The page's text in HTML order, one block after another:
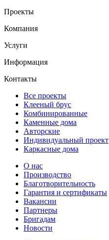
Проекты
Компания
Услуги
Информация
Контакты
Все проекты
Клееный брус
Комбинированные
Каменные дома
Авторские
Индивидуальный проект
Каркасные дома
О нас
Производство
Благотворительность
Гарантия и сертификаты
Вакансии
Партнеры
Бригадам
Новости